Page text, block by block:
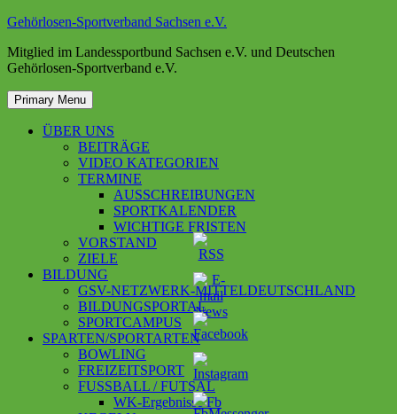
Skip
content
Gehörlosen-Sportverband Sachsen e.V.
Mitglied im Landessportbund Sachsen e.V. und Deutschen
Gehörlosen-Sportverband e.V.
Primary Menu
ÜBER UNS
BEITRÄGE
VIDEO KATEGORIEN
TERMINE
AUSSCHREIBUNGEN
SPORTKALENDER
WICHTIGE FRISTEN
VORSTAND
ZIELE
BILDUNG
GSV-NETZWERK-MITTELDEUTSCHLAND
BILDUNGSPORTAL
SPORTCAMPUS
SPARTEN/SPORTARTEN
BOWLING
FREIZEITSPORT
FUSSBALL / FUTSAL
WK-Ergebnisse Fb